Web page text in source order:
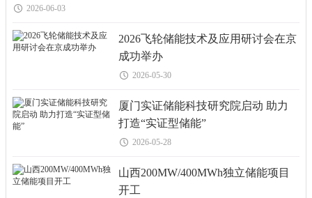
出，未入市独立储能项目不再进入中长期市场。为妥善做好政
2026-06-03
2026飞轮储能技术及应用研讨会在京
成功举办
2026-05-30
厦门实证储能科技研究院启动 助力
打造“实证型储能”
2026-05-28
山西200MW/400MWh独立储能项目
开工